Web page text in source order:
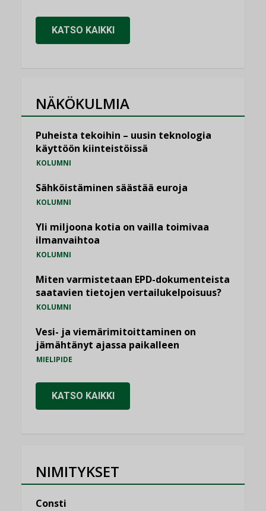
KATSO KAIKKI
NÄKÖKULMIA
Puheista tekoihin – uusin teknologia
käyttöön kiinteistöissä
KOLUMNI
Sähköistäminen säästää euroja
KOLUMNI
Yli miljoona kotia on vailla toimivaa
ilmanvaihtoa
KOLUMNI
Miten varmistetaan EPD-dokumenteista
saatavien tietojen vertailukelpoisuus?
KOLUMNI
Vesi- ja viemärimitoittaminen on
jämähtänyt ajassa paikalleen
MIELIPIDE
KATSO KAIKKI
NIMITYKSET
Consti